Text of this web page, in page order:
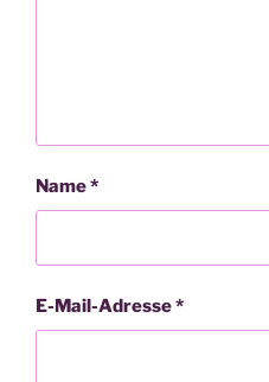
Name*
E-Mail-Adresse*